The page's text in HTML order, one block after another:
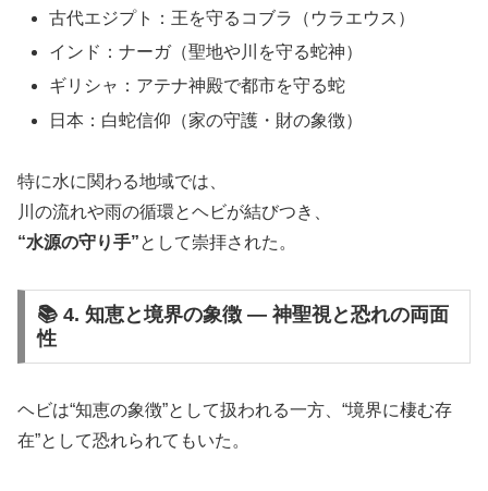
古代エジプト：王を守るコブラ（ウラエウス）
インド：ナーガ（聖地や川を守る蛇神）
ギリシャ：アテナ神殿で都市を守る蛇
日本：白蛇信仰（家の守護・財の象徴）
特に水に関わる地域では、
川の流れや雨の循環とヘビが結びつき、
“水源の守り手”として崇拝された。
📚 4. 知恵と境界の象徴 ― 神聖視と恐れの両面
性
ヘビは“知恵の象徴”として扱われる一方、“境界に棲む存
在”として恐れられてもいた。